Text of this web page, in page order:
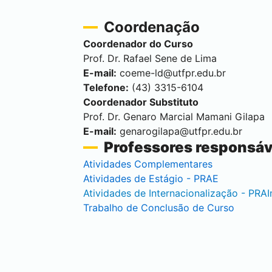
Coordenação
Coordenador do Curso
Prof. Dr. Rafael Sene de Lima
E-mail: coeme-ld@utfpr.edu.br
Telefone: (43) 3315-6104
Coordenador Substituto
Prof. Dr. Genaro Marcial Mamani Gilapa
E-mail: genarogilapa@utfpr.edu.br
Professores
Atividades Complementares
Atividades de Estágio - PRAE
Atividades de Internacionalização -
Trabalho de Conclusão de Curso